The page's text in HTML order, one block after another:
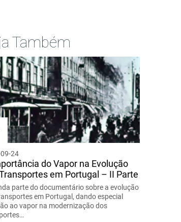
Também
24
do Vapor na Evolução
em Portugal – II Parte
parte do documentário sobre a evolução
em Portugal, dando especial
ao vapor na modernização dos